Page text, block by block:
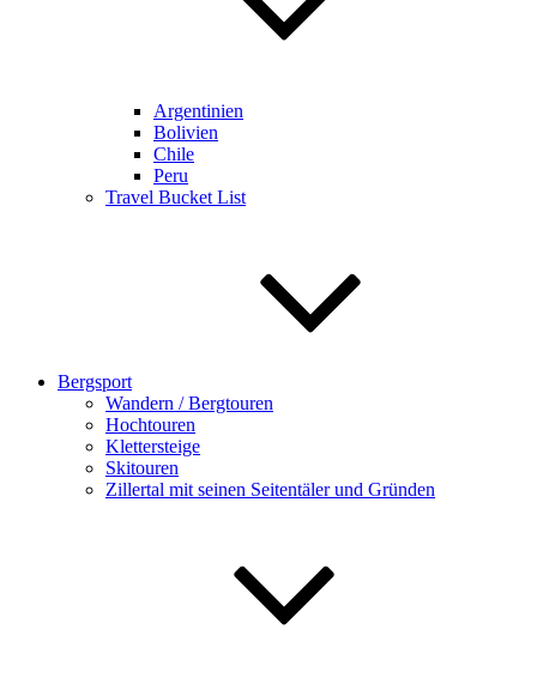
Argentinien
Bolivien
Chile
Peru
Travel Bucket List
Bergsport
Wandern / Bergtouren
Hochtouren
Klettersteige
Skitouren
Zillertal mit seinen Seitentäler und Gründen